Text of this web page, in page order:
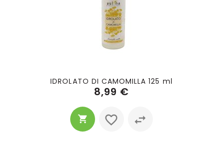
IDROLATO DI CAMOMILLA 125 ml
8,99 €